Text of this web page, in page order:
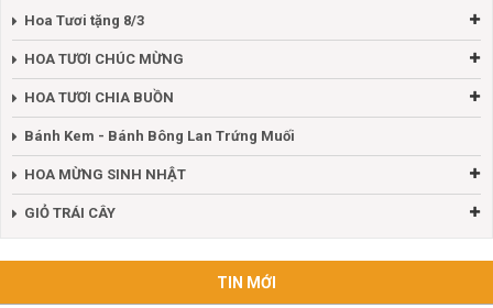
Hoa Tươi tặng 8/3
HOA TƯƠI CHÚC MỪNG
HOA TƯƠI CHIA BUỒN
Bánh Kem - Bánh Bông Lan Trứng Muối
HOA MỪNG SINH NHẬT
GIỎ TRÁI CÂY
TIN MỚI